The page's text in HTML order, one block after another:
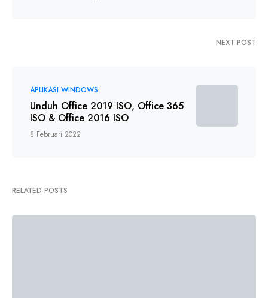
NEXT POST
APLIKASI WINDOWS
Unduh Office 2019 ISO, Office 365
ISO & Office 2016 ISO
8 Februari 2022
RELATED POSTS